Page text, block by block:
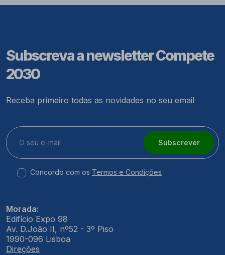
Subscreva a newsletter Compete
2030
Receba primeiro todas as novidades no seu email
Subscrever
Concordo com os Termos e Condições
Morada:
Edifício Expo 98
Av. D.João II, nº52 - 3º Piso
1990-096 Lisboa
Direções